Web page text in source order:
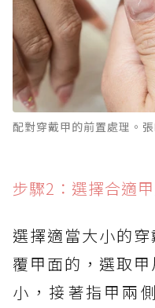
配對穿戴甲的前置處理。
步驟2：選擇合適甲
選擇適當大小的
覆甲面的，選取
小，接著指甲兩